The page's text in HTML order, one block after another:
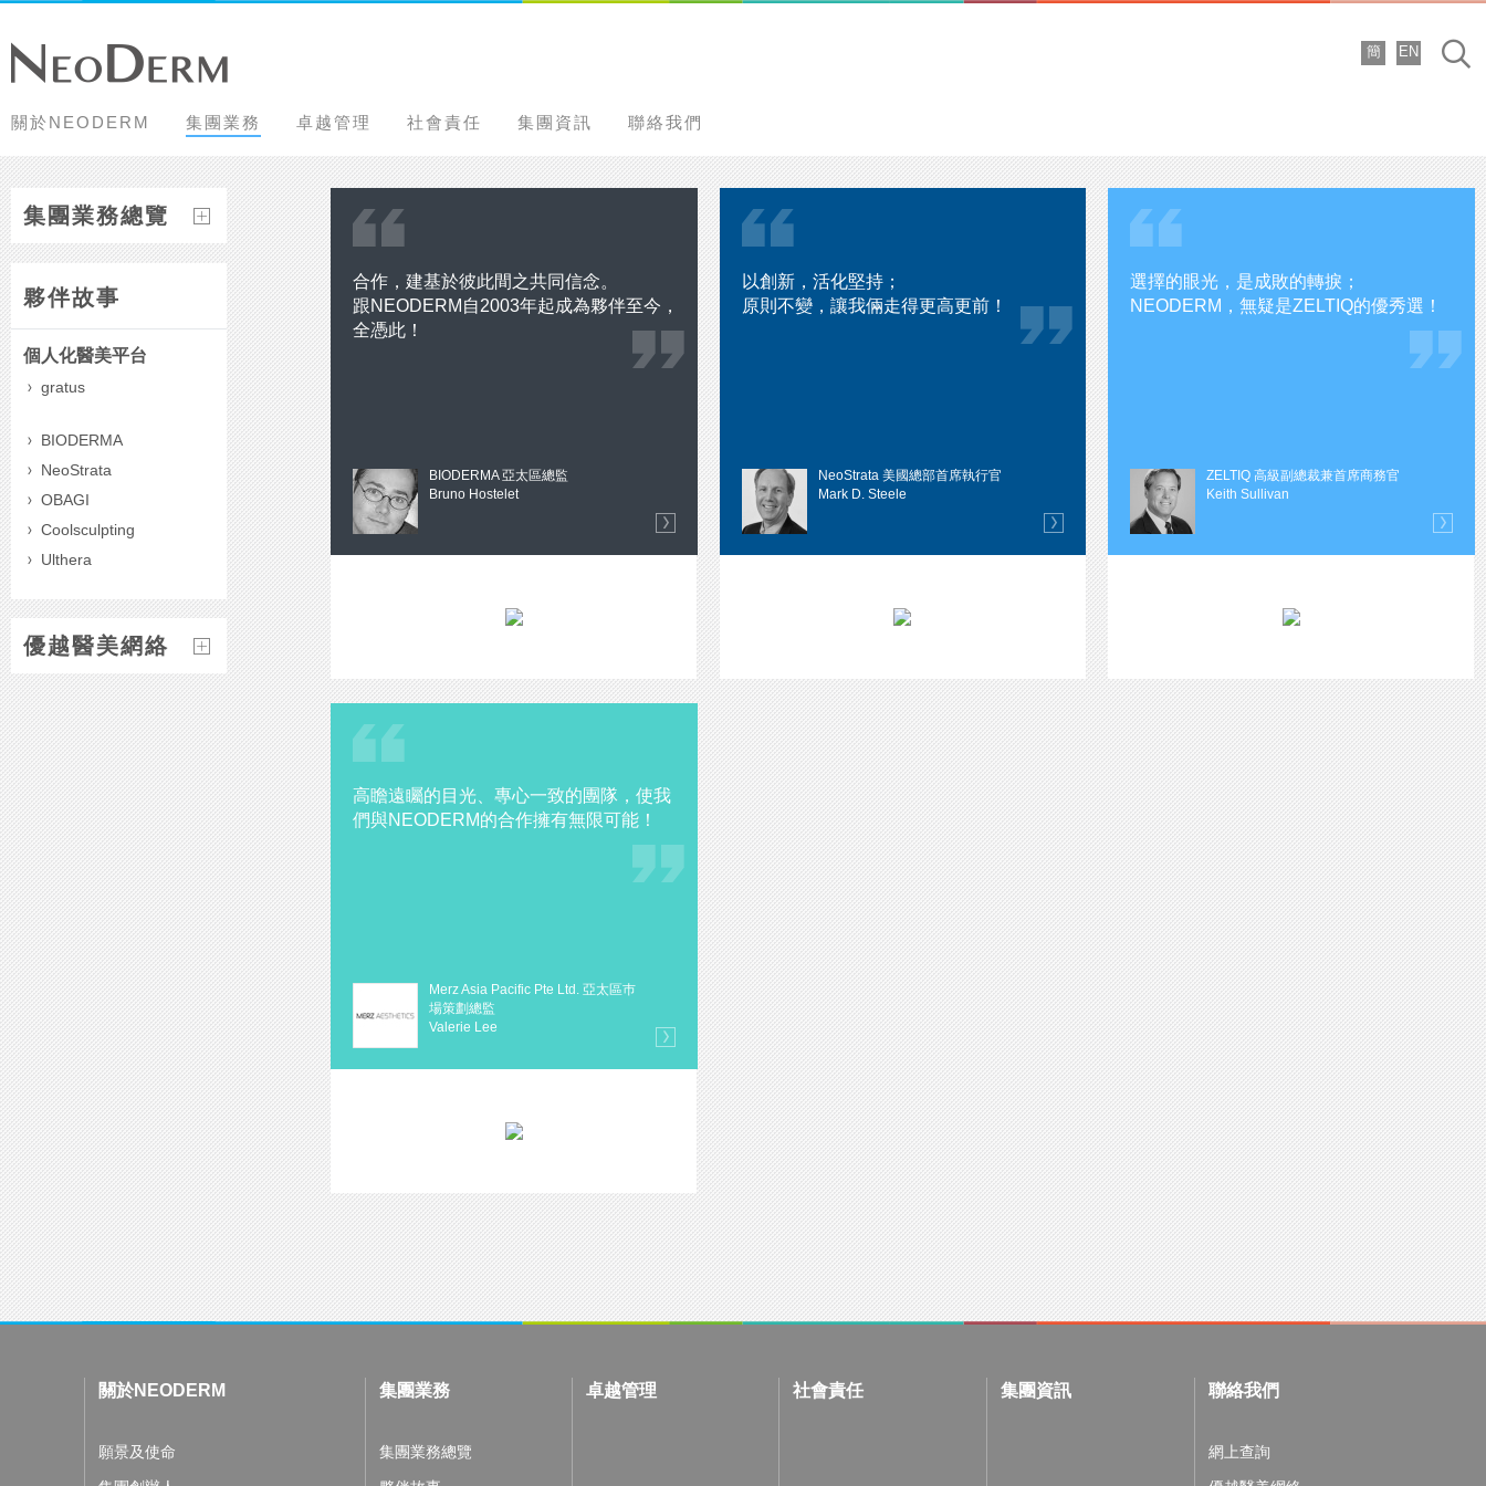
關於NEODERM 集團業務 卓越管理 社會責任 集團資訊 聯絡我們
簡 EN
內
集團業務總覽
夥伴故事
個人化醫美平台
gratus
BIODERMA
NeoStrata
OBAGI
Coolsculpting
Ulthera
優越醫美網絡
合作，建基於彼此間之共同信念。
跟NEODERM自2003年起成為夥伴至今，
全憑此！
BIODERMA 亞太區總監
Bruno Hostelet
以創新，活化堅持；
原則不變，讓我倆走得更高更前！
NeoStrata 美國總部首席執行官
Mark D. Steele
選擇的眼光，是成敗的轉捩；
NEODERM，無疑是ZELTIQ的優秀選！
ZELTIQ 高級副總裁兼首席商務官
Keith Sullivan
高瞻遠矚的目光、專心一致的團隊，使我
們與NEODERM的合作擁有無限可能！
Merz Asia Pacific Pte Ltd. 亞太區巿
場策劃總監
Valerie Lee
EOD
，對其董事總經理林明盛先生的O2O全方位推廣策略，深感興趣。我倆最大的共通點，是雙方
都期望，藉著專業人員、先進科技及創新精神，讓美容提升到不亞於醫學的專業層次 — 醫學美容，並
護理連鎖店亦增至500多個銷售點，進一步加強銷售陣營，成功打造全港銷量第一卸妝潔膚品牌之譽，
關於NEODERM
願景及使命
集團業務
集團業務總覽
卓越管理 社會責任 集團資訊 聯絡我們
網上查詢